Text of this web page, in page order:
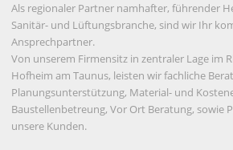
Als regionaler Partner namhafter, führender
Sanitär- und Lüftungsbranche, sind wir Ihr
Ansprechpartner.
Von unserem Firmensitz in zentraler Lage im
Hofheim am Taunus, leisten wir fachliche
Planungsunterstützung, Material- und
Baustellenbetreung, Vor Ort Beratung, sowie
unsere Kunden.